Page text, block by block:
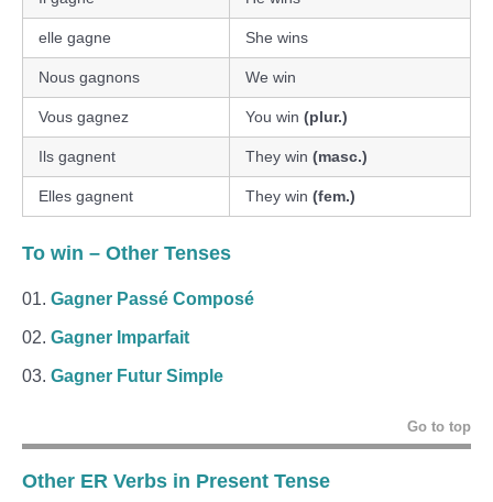
elle gagne She wins
Nous gagnons We win
Vous gagnez You win (plur.)
Ils gagnent They win (masc.)
Elles gagnent They win (fem.)
To win – Other Tenses
Gagner Passé Composé
Gagner Imparfait
Gagner Futur Simple
Go to top
Other ER Verbs in Present Tense